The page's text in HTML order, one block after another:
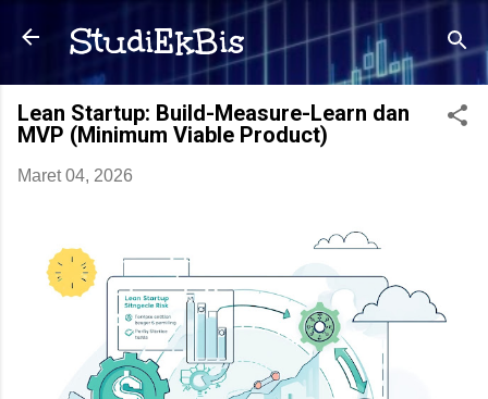
Langsung ke konten utama
StudiEkBis
Lean Startup: Build-Measure-Learn dan
MVP (Minimum Viable Product)
Maret 04, 2026